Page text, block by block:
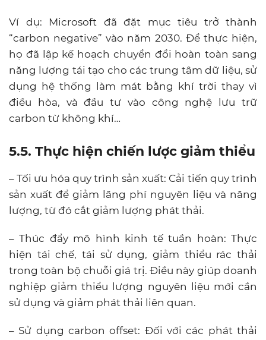
Ví dụ: Microsoft đã đặt mục tiêu trở thành
“carbon negative” vào năm 2030. Để thực hiện,
họ đã lập kế hoạch chuyển đổi hoàn toàn sang
năng lượng tái tạo cho các trung tâm dữ liệu, sử
dụng hệ thống làm mát bằng khí trời thay vì
điều hòa, và đầu tư vào công nghệ lưu trữ
carbon từ không khí…
5.5. Thực hiện chiến lược giảm thiểu
– Tối ưu hóa quy trình sản xuất: Cải tiến quy trình
sản xuất để giảm lãng phí nguyên liệu và năng
lượng, từ đó cắt giảm lượng phát thải.
– Thúc đẩy mô hình kinh tế tuần hoàn: Thực
hiện tái chế, tái sử dụng, giảm thiểu rác thải
trong toàn bộ chuỗi giá trị. Điều này giúp doanh
nghiệp giảm thiểu lượng nguyên liệu mới cần
sử dụng và giảm phát thải liên quan.
– Sử dụng carbon offset: Đối với các phát thải